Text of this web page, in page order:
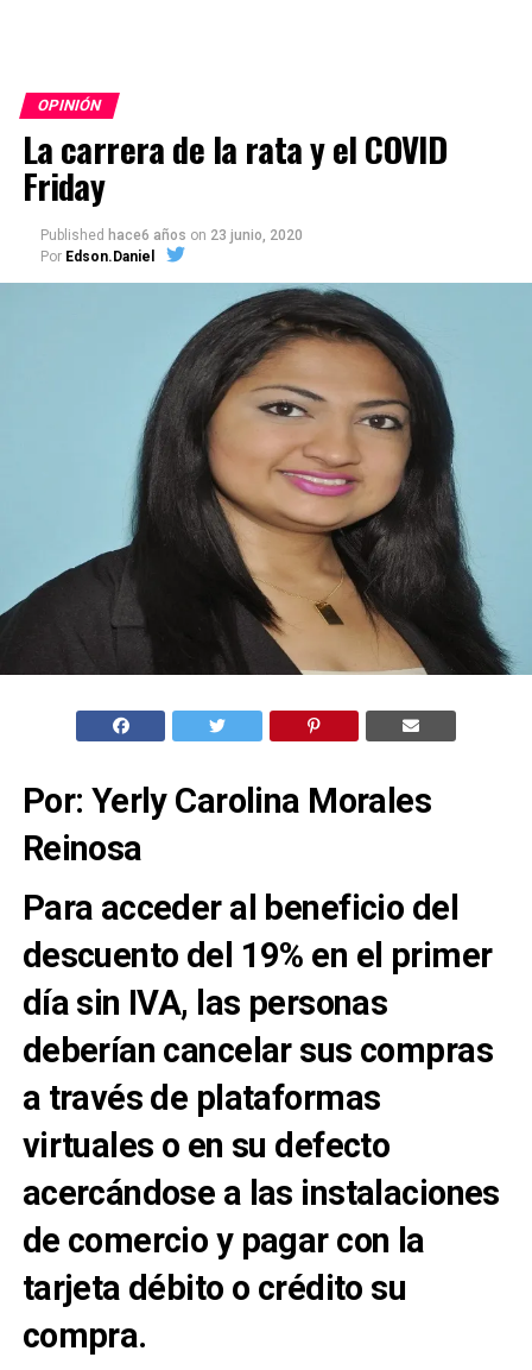
OPINIÓN
La carrera de la rata y el COVID
Friday
Published hace6 años on 23 junio, 2020
Por Edson.Daniel
Por: Yerly Carolina Morales
Reinosa
Para acceder al beneficio del
descuento del 19% en el primer
día sin IVA, las personas
deberían cancelar sus compras
a través de plataformas
virtuales o en su defecto
acercándose a las instalaciones
de comercio y pagar con la
tarjeta débito o crédito su
compra.